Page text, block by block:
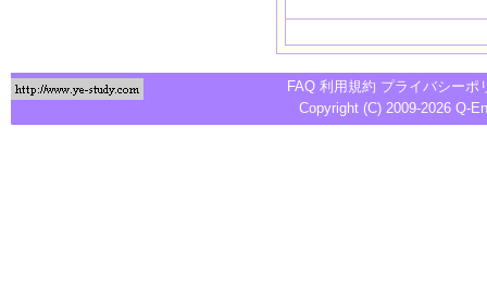
FAQ 利用規約 プライバシーポ
Copyright (C) 2009-2026 Q-